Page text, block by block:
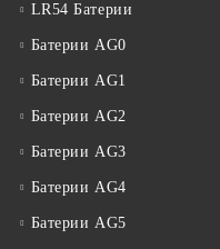
LR54 Батерии
Батерии AG0
Батерии AG1
Батерии AG2
Батерии AG3
Батерии AG4
Батерии AG5